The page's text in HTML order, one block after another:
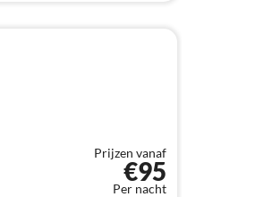
Prijzen vanaf
€95
Per nacht